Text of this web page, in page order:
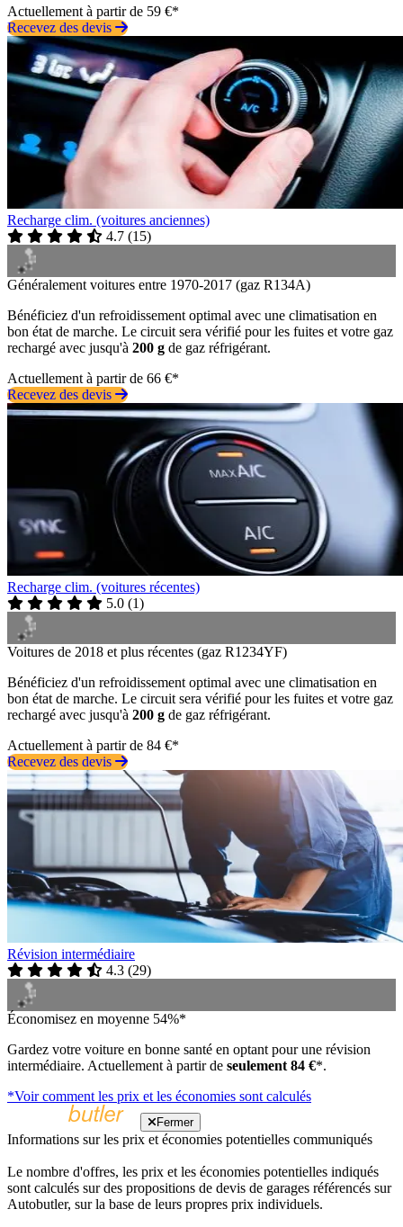
Actuellement à partir de 59 €*
Recevez des devis
Recharge clim. (voitures anciennes)
4.7 (15)
Généralement voitures entre 1970-2017 (gaz R134A)
Bénéficiez d'un refroidissement optimal avec une climatisation en
bon état de marche. Le circuit sera vérifié pour les fuites et votre gaz
rechargé avec jusqu'à 200 g de gaz réfrigérant.
Actuellement à partir de 66 €*
Recevez des devis
Recharge clim. (voitures récentes)
5.0 (1)
Voitures de 2018 et plus récentes (gaz R1234YF)
Bénéficiez d'un refroidissement optimal avec une climatisation en
bon état de marche. Le circuit sera vérifié pour les fuites et votre gaz
rechargé avec jusqu'à 200 g de gaz réfrigérant.
Actuellement à partir de 84 €*
Recevez des devis
Révision intermédiaire
4.3 (29)
Économisez en moyenne 54%*
Gardez votre voiture en bonne santé en optant pour une révision
intermédiaire. Actuellement à partir de seulement 84 €*.
*Voir comment les prix et les économies sont calculés
Fermer
Informations sur les prix et économies potentielles communiqués
Le nombre d'offres, les prix et les économies potentielles indiqués
sont calculés sur des propositions de devis de garages référencés sur
Autobutler, sur la base de leurs propres prix individuels.